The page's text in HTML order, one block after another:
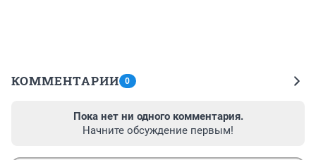
КОММЕНТАРИИ 0
Пока нет ни одного комментария.
Начните обсуждение первым!